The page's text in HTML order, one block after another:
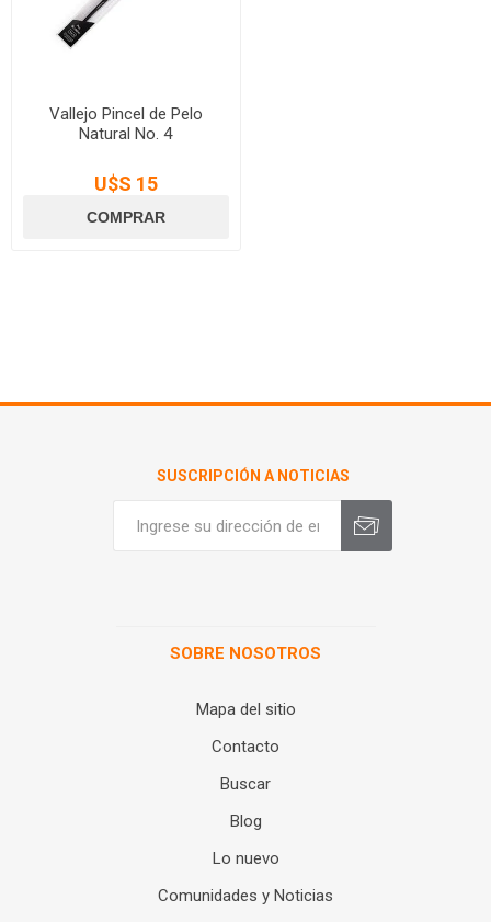
Vallejo Pincel de Pelo
Natural No. 4
U$S 15
SUSCRIPCIÓN A NOTICIAS
SOBRE NOSOTROS
Mapa del sitio
Contacto
Buscar
Blog
Lo nuevo
Comunidades y Noticias